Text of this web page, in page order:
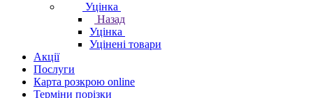
Уцінка
Назад
Уцінка
Уцінені товари
Акції
Послуги
Карта розкрою online
Терміни порізки